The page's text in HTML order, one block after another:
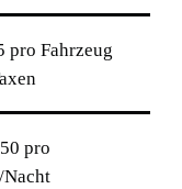
pro Fahrzeug
pro
Nacht